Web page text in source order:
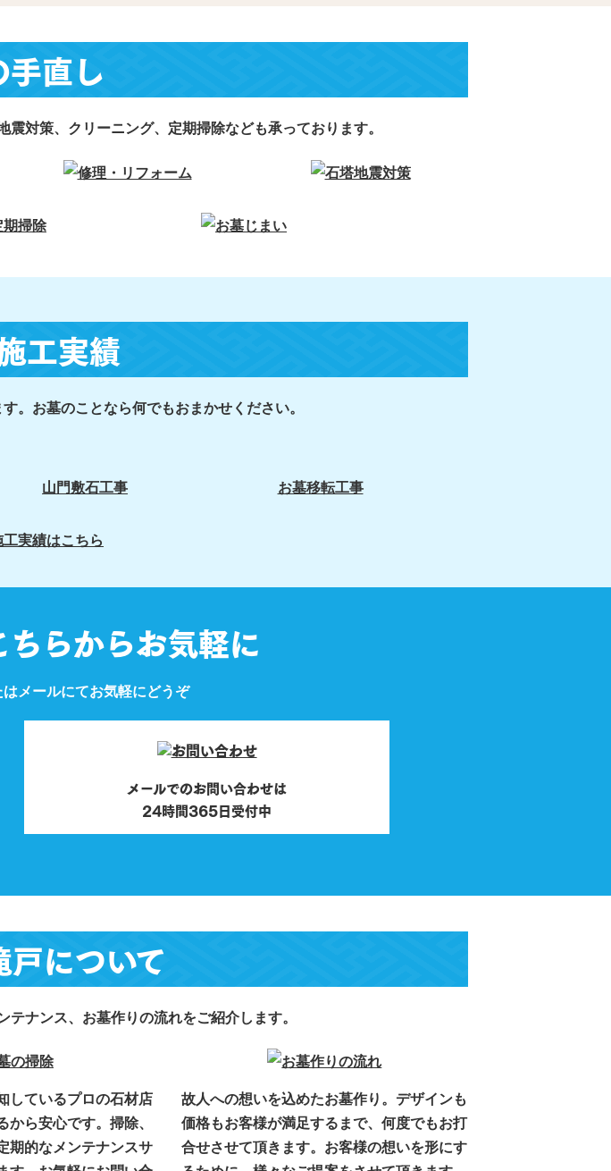
直し
対策、クリーニング、定期掃除なども承っております。
工実績
。お墓のことなら何でもおまかせください。
山門敷石工事 お墓移転工事
らからお気軽に
メールにてお気軽にどうぞ
メールでのお問い合わせは
24時間365日受付中
について
ナンス、お墓作りの流れをご紹介します。
しているプロの石材店
ら安心です。掃除、
期的なメンテナンスサ
故人への想いを込めたお墓作り。デザインも
価格もお客様が満足するまで、何度でもお打
合せさせて頂きます。お客様の想いを形にす